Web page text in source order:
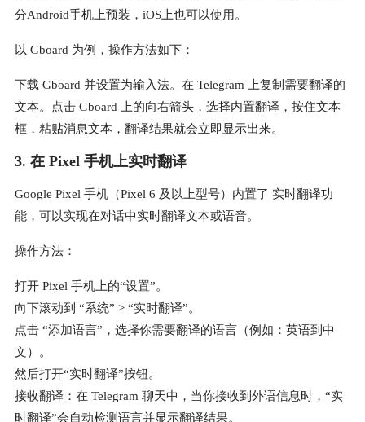
分Android手机上预装，iOS上也可以使用。
以 Gboard 为例，操作方法如下：
下载 Gboard 并设置为输入法。在 Telegram 上复制需要翻译的
文本。点击 Gboard 上的向右箭头，选择内置翻译，按住文本
框，粘贴消息文本，翻译结果就会立即显示出来。
3. 在 Pixel 手机上实时翻译
Google Pixel 手机（Pixel 6 及以上型号）内置了 实时翻译功
能，可以实现在对话中实时翻译文本或语音。
操作方法：
打开 Pixel 手机上的“设置”。
向下滚动到 “系统” > “实时翻译”。
点击 “添加语言”，选择你需要翻译的语言（例如：英语到中
文）。
然后打开“实时翻译”按钮。
接收翻译：在 Telegram 聊天中，当你接收到外语信息时，“实
时翻译”会自动检测语言并显示翻译结果。